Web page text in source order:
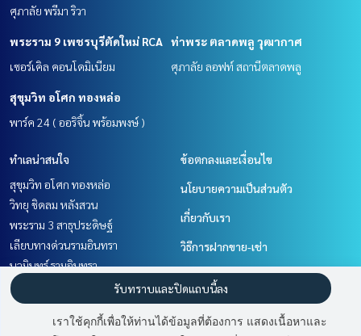
ศุภาลัย พรีมา ริวา
พระราม 9 เพชรบุรีตัดใหม่ RCA
เซอร์เคิล คอนโดมิเนียม
ท่าพระ ตลาดพลู วุฒากาศ
ศุภาลัย ลอฟท์ สถานีตลาดพลู
สุขุมวิท อโศก ทองหล่อ
พาร์ค 24 ( ออริจิ้น พร้อมพงษ์ )
ทำเลน่าสนใจ
สุขุมวิท อโศก ทองหล่อ
วิทยุ ชิดลม หลังสวน
พระราม 3 สาธุประดิษฐ์
เลียบทางด่วนรามอินทรา
นวมินทร์ รามอินทรา
ท่าพระ ตลาดพลู วุฒากาศ
สาทร นราธิวาส
ราษฎร์บูรณะ สุขสวัสดิ์
ข้อตกลงและเงื่อนไข
นโยบายความเป็นส่วนตัว
เกี่ยวกับเรา
วิธีการฝากขาย-เช่า
ติดต่อ
เราใช้คุกกี้เพื่อให้ท่านได้ข้อมูลที่ต้องการ แสดงเนื้อหาและ
รับทราบและปิดแถบนี้ลง